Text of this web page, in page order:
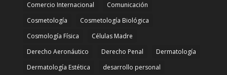
Comercio Internacional
Comunicación
Cosmetología
Cosmetología Biológica
Cosmología Física
Células Madre
Derecho Aeronáutico
Derecho Penal
Dermatología
Dermatología Estética
desarrollo personal